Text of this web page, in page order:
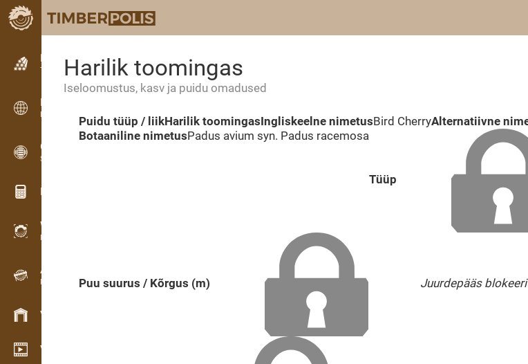
Kuulutused
Tekstkuulutused
Kuulutused
Rahvusvahelised kuulutused
OPTI-TIMB
Saekavad
Puidu kalkulaatorid
WoodProfi
Puidumaht AI-ga
Andmesalvesti
Puidu inventuur välitöödel
Varude haldamine
Videogalerii
Harilik toomingas
Iseloomustus, kasv ja puidu omadused
Puidu tüüp / liikHarilik toomingasIngliskeelne nimetusBird CherryAlternatiivne
Botaaniline nimetusPadus avium syn. Padus racemosa
Tüüp
Puu suurus / Kõrgus (m) Juurdepääs